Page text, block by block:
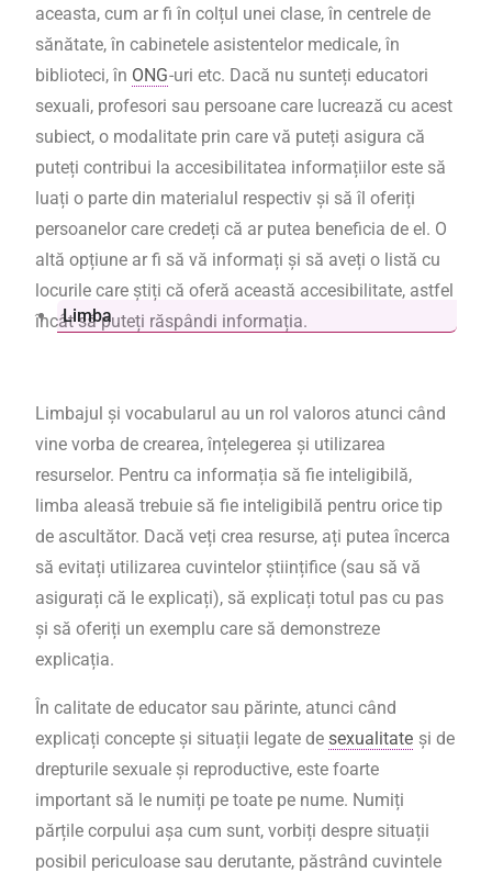
aceasta, cum ar fi în colțul unei clase, în centrele de
sănătate, în cabinetele asistentelor medicale, în
biblioteci, în ONG-uri etc. Dacă nu sunteți educatori
sexuali, profesori sau persoane care lucrează cu acest
subiect, o modalitate prin care vă puteți asigura că
puteți contribui la accesibilitatea informațiilor este să
luați o parte din materialul respectiv și să îl oferiți
persoanelor care credeți că ar putea beneficia de el. O
altă opțiune ar fi să vă informați și să aveți o listă cu
locurile care știți că oferă această accesibilitate, astfel
încât să puteți răspândi informația.
Limba
Limbajul și vocabularul au un rol valoros atunci când
vine vorba de crearea, înțelegerea și utilizarea
resurselor. Pentru ca informația să fie inteligibilă,
limba aleasă trebuie să fie inteligibilă pentru orice tip
de ascultător. Dacă veți crea resurse, ați putea încerca
să evitați utilizarea cuvintelor științifice (sau să vă
asigurați că le explicați), să explicați totul pas cu pas
și să oferiți un exemplu care să demonstreze
explicația.
În calitate de educator sau părinte, atunci când
explicați concepte și situații legate de sexualitate și de
drepturile sexuale și reproductive, este foarte
important să le numiți pe toate pe nume. Numiți
părțile corpului așa cum sunt, vorbiți despre situații
posibil periculoase sau derutante, păstrând cuvintele